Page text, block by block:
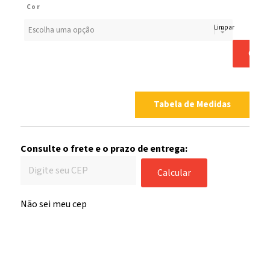
Cor
Limpar
Tabela de Medidas
Consulte o frete e o prazo de entrega:
Calcular
Não sei meu cep